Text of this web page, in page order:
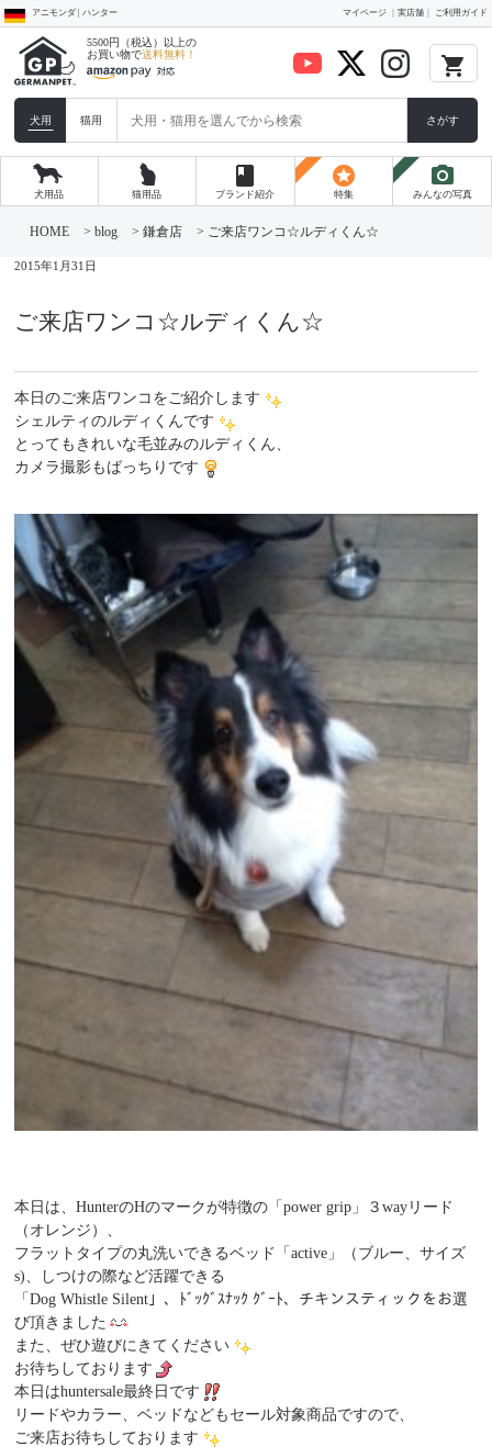
アニモンダ | ハンター マイページ 実店舗 ご利用ガイド
5500円（税込）以上の
お買い物で送料無料！ local_grocery_store
犬用 猫用 さがす
犬用品 猫用品
book
ブランド紹介
stars
特集
photo_camera
みんなの写真
ン
HOME > blog > 鎌倉店 > ご来店ワンコ☆ルディくん☆
2015年1月31日
ご来店ワンコ☆ルディくん☆
本日のご来店ワンコをご紹介します
シェルティのルディくんです
とってもきれいな毛並みのルディくん、
カメラ撮影もばっちりです
本日は、HunterのHのマークが特徴の「power grip」３wayリード
（オレンジ）、
フラットタイプの丸洗いできるベッド「active」（ブルー、サイズ
s)、しつけの際など活躍できる
「Dog Whistle Silent」、ﾄﾞｯｸﾞｽﾅｯｸ ｸﾞｰﾄ、チキンスティックをお選
び頂きました
また、ぜひ遊びにきてください
お待ちしております
本日はhuntersale最終日です
リードやカラー、ベッドなどもセール対象商品ですので、
ご来店お待ちしております